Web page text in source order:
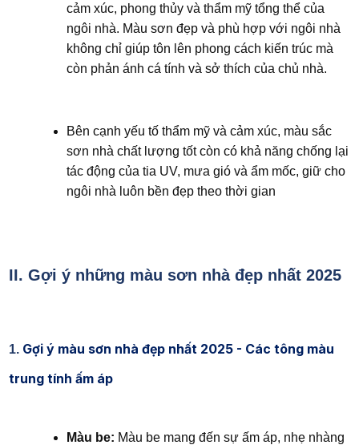
4. Gợi ý màu sơn nhà đẹp nhất 2025 - Các màu sắc
tông sáng
cảm xúc, phong thủy và thẩm mỹ tổng thể của
ngôi nhà. Màu sơn đẹp và phù hợp với ngôi nhà
không chỉ giúp tôn lên phong cách kiến trúc mà
còn phản ánh cá tính và sở thích của chủ nhà.
Bên cạnh yếu tố thẩm mỹ và cảm xúc, màu sắc
sơn nhà chất lượng tốt còn có khả năng chống lại
tác động của tia UV, mưa gió và ẩm mốc, giữ cho
ngôi nhà luôn bền đẹp theo thời gian
II. Gợi ý những màu sơn nhà đẹp nhất 2025
1. Gợi ý màu sơn nhà đẹp nhất 2025 - Các tông màu
trung tính ấm áp
Màu be: Màu be mang đến sự ấm áp, nhẹ nhàng